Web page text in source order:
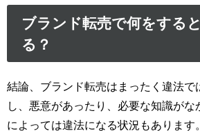
ブランド転売で何をする
る？
結論、ブランド転売はまったく違法で
し、悪意があったり、必要な知識がな
によっては違法になる状況もあります